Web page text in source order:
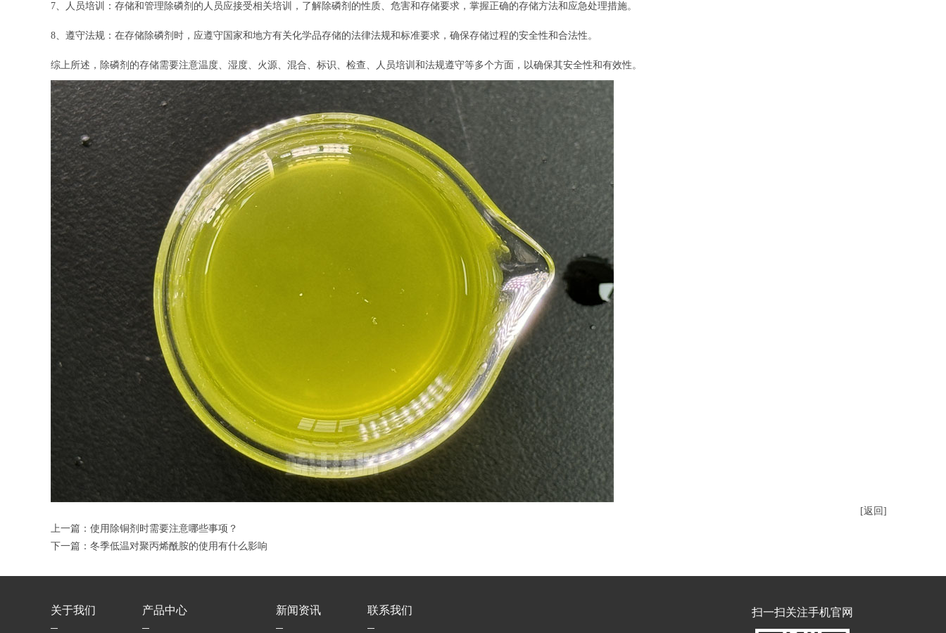
7、人员培训：存储和管理除磷剂的人员应接受相关培训，了解除磷剂的性质、危害和存储要求，掌握正确的存储方法和应急处理措施。
8、遵守法规：在存储除磷剂时，应遵守国家和地方有关化学品存储的法律法规和标准要求，确保存储过程的安全性和合法性。
综上所述，除磷剂的存储需要注意温度、湿度、火源、混合、标识、检查、人员培训和法规遵守等多个方面，以确保其安全性和有效性。
[返回]
上一篇： 使用除铜剂时需要注意哪些事项？
下一篇： 冬季低温对聚丙烯酰胺的使用有什么影响
关于我们 产品中心 新闻资讯 联系我们 扫一扫关注手机官网